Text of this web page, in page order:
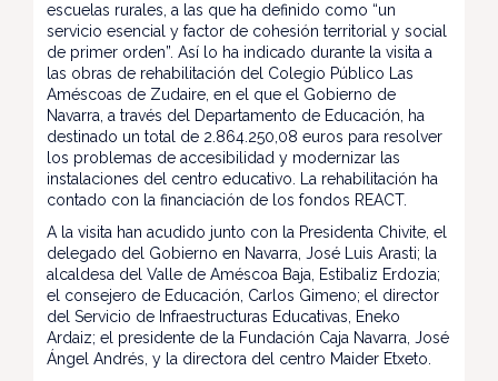
escuelas rurales, a las que ha definido como “un
servicio esencial y factor de cohesión territorial y social
de primer orden”. Así lo ha indicado durante la visita a
las obras de rehabilitación del Colegio Público Las
Améscoas de Zudaire, en el que el Gobierno de
Navarra, a través del Departamento de Educación, ha
destinado un total de 2.864.250,08 euros para resolver
los problemas de accesibilidad y modernizar las
instalaciones del centro educativo. La rehabilitación ha
contado con la financiación de los fondos REACT.
A la visita han acudido junto con la Presidenta Chivite, el
delegado del Gobierno en Navarra, José Luis Arasti; la
alcaldesa del Valle de Améscoa Baja, Estibaliz Erdozia;
el consejero de Educación, Carlos Gimeno; el director
del Servicio de Infraestructuras Educativas, Eneko
Ardaiz; el presidente de la Fundación Caja Navarra, José
Ángel Andrés, y la directora del centro Maider Etxeto.